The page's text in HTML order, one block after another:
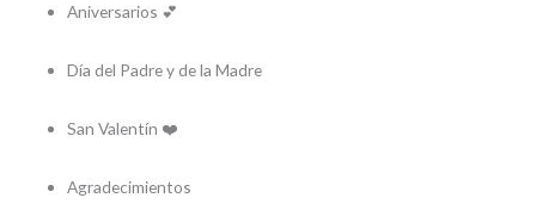
Aniversarios 💕
Día del Padre y de la Madre
San Valentín ❤️
Agradecimientos